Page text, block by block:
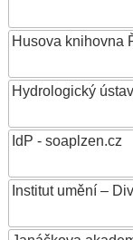
Husova knihovna
Hydrologický
IdP - soaplzen.cz
Institut umění –